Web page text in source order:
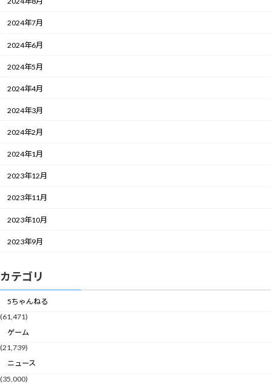
2024年7月
2024年6月
2024年5月
2024年4月
2024年3月
2024年2月
2024年1月
2023年12月
2023年11月
2023年10月
2023年9月
カテゴリ
5ちゃんねる
(61,471)
ゲーム
(21,739)
ニュース
(35,000)